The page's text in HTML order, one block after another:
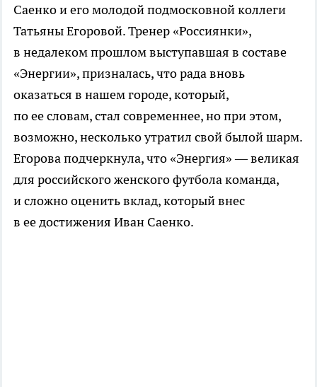
Саенко и его молодой подмосковной коллеги
Татьяны Егоровой. Тренер «Россиянки»,
в недалеком прошлом выступавшая в составе
«Энергии», призналась, что рада вновь
оказаться в нашем городе, который,
по ее словам, стал современнее, но при этом,
возможно, несколько утратил свой былой шарм.
Егорова подчеркнула, что «Энергия» — великая
для российского женского футбола команда,
и сложно оценить вклад, который внес
в ее достижения Иван Саенко.